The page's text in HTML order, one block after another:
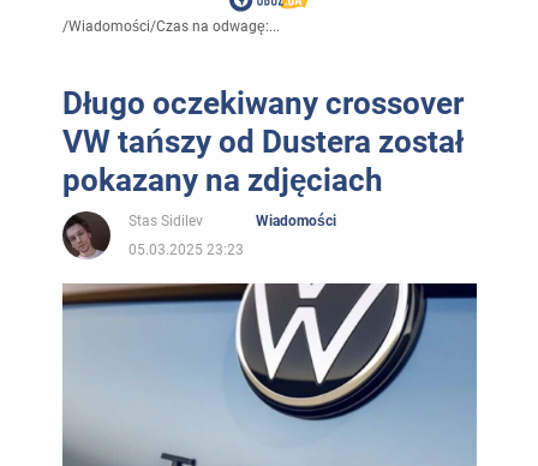
/Wiadomości/Czas na odwagę:...
Długo oczekiwany crossover
VW tańszy od Dustera został
pokazany na zdjęciach
Stas Sidilev
Wiadomości
05.03.2025 23:23